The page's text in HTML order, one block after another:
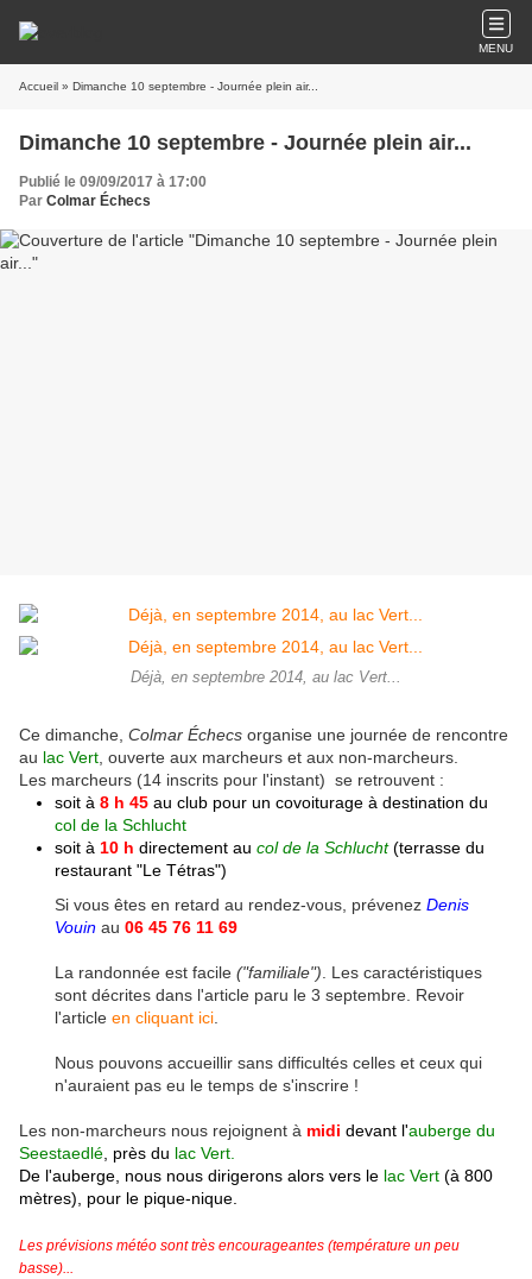
MENU
Accueil » Dimanche 10 septembre - Journée plein air...
Dimanche 10 septembre - Journée plein air...
Publié le 09/09/2017 à 17:00
Par Colmar Échecs
Déjà, en septembre 2014, au lac Vert...
Ce dimanche, Colmar Échecs organise une journée de rencontre
au lac Vert , ouverte aux marcheurs et aux non-marcheurs.
Les marcheurs (14 inscrits pour l'instant) se retrouvent :
soit à 8 h 45 au club pour un covoiturage à destination du
col de la Schlucht
soit à 10 h directement au col de la Schlucht(terrasse du
restaurant "Le Tétras")
Si vous êtes en retard au rendez-vous, prévenez Denis
Vouin au 06 45 76 11 69
La randonnée est facile ("familiale") . L es caractéristiques
sont décrites dans l'article paru le 3 septembre. Revoir
l'article en cliquant ici
Nous pouvons accueillir sans difficultés celles et ceux qui
n'auraient pas eu le temps de s'inscrire !
Les non-marcheurs nous rejoignent à midi devant l'auberge du
Seestaedlé , près du lac Vert.
De l'auberge, nous nous dirigerons alors vers le lac Vert (à 800
mètres), pour le pique-nique.
Les prévisions météo sont très encourageantes (température un peu
basse)...